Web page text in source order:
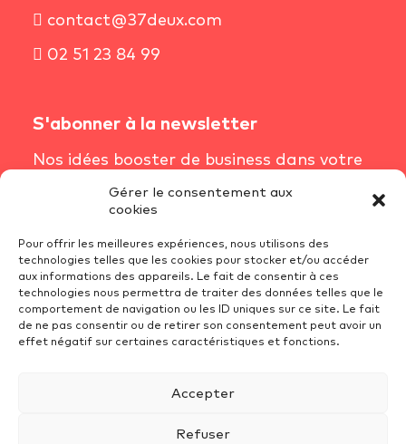
Gérer le consentement aux
cookies
Pour offrir les meilleures expériences, nous utilisons des
technologies telles que les cookies pour stocker et/ou accéder
aux informations des appareils. Le fait de consentir à ces
technologies nous permettra de traiter des données telles que le
comportement de navigation ou les ID uniques sur ce site. Le fait
de ne pas consentir ou de retirer son consentement peut avoir un
effet négatif sur certaines caractéristiques et fonctions.
Accepter
Refuser
contact@37deux.com
02 51 23 84 99
S'abonner à la newsletter
Nos idées booster de business dans votre
Conditions Générales de Vente
Mentions Légales
Recrutement